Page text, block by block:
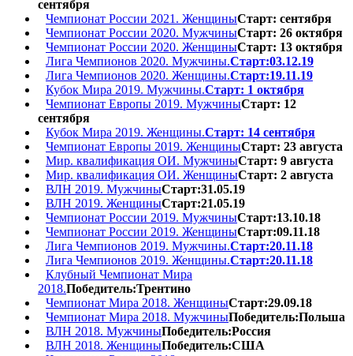
сентября
Чемпионат России 2021. ЖенщиныСтарт: сентября
Чемпионат России 2020. МужчиныСтарт: 26 октября
Чемпионат России 2020. ЖенщиныСтарт: 13 октября
Лига Чемпионов 2020. Мужчины.Старт:03.12.19
Лига Чемпионов 2020. Женщины.Старт:19.11.19
Кубок Мира 2019. Мужчины.Старт: 1 октября
Чемпионат Европы 2019. МужчиныСтарт: 12
сентября
Кубок Мира 2019. Женщины.Старт: 14 сентября
Чемпионат Европы 2019. ЖенщиныСтарт: 23 августа
Мир. квалификация ОИ. МужчиныСтарт: 9 августа
Мир. квалификация ОИ. ЖенщиныСтарт: 2 августа
ВЛН 2019. МужчиныСтарт:31.05.19
ВЛН 2019. ЖенщиныСтарт:21.05.19
Чемпионат России 2019. МужчиныСтарт:13.10.18
Чемпионат России 2019. ЖенщиныСтарт:09.11.18
Лига Чемпионов 2019. Мужчины.Старт:20.11.18
Лига Чемпионов 2019. Женщины.Старт:20.11.18
Клубный Чемпионат Мира
2018.Победитель:Трентино
Чемпионат Мира 2018. ЖенщиныСтарт:29.09.18
Чемпионат Мира 2018. МужчиныПобедитель:Польша
ВЛН 2018. МужчиныПобедитель:Россия
ВЛН 2018. ЖенщиныПобедитель:США